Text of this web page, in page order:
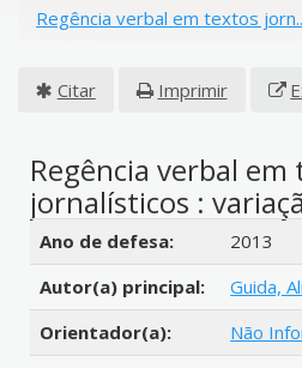
Regência verbal em textos
Citar Imprimir
Regência verbal em
jornalísticos :
Detalhes bibliográficos
Ano de defesa:
2013
Autor(a) principal:
Guida,
Orientador(a):
Não